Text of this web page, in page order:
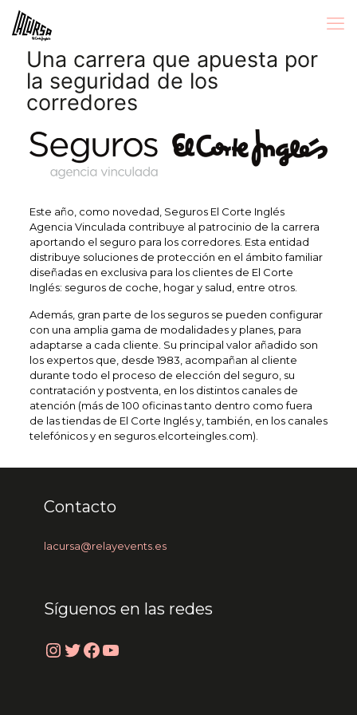
Una carrera que apuesta por
la seguridad de los
corredores
Este año, como novedad, Seguros El Corte Inglés
Agencia Vinculada contribuye al patrocinio de la carrera
aportando el seguro para los corredores. Esta entidad
distribuye soluciones de protección en el ámbito familiar
diseñadas en exclusiva para los clientes de El Corte
Inglés: seguros de coche, hogar y salud, entre otros.
Además, gran parte de los seguros se pueden configurar
con una amplia gama de modalidades y planes, para
adaptarse a cada cliente. Su principal valor añadido son
los expertos que, desde 1983, acompañan al cliente
durante todo el proceso de elección del seguro, su
contratación y postventa, en los distintos canales de
atención (más de 100 oficinas tanto dentro como fuera
de las tiendas de El Corte Inglés y, también, en los canales
telefónicos y en seguros.elcorteingles.com).
Contacto
lacursa@relayevents.es
Síguenos en las redes
Instagram
Twitter
Facebook
YouTube